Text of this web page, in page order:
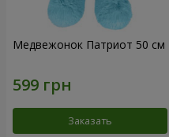
Медвежонок Патриот 50 см
Заказать